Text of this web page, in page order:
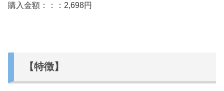
購入金額：：：2,698円
【特徴】